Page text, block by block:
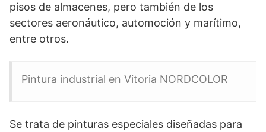
pisos de almacenes, pero también de los
sectores aeronáutico, automoción y marítimo,
entre otros.
Pintura industrial en Vitoria NORDCOLOR
Se trata de pinturas especiales diseñadas para